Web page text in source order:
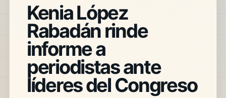
Kenia López
Rabadán rinde
informe a
periodistas ante
líderes del Congreso